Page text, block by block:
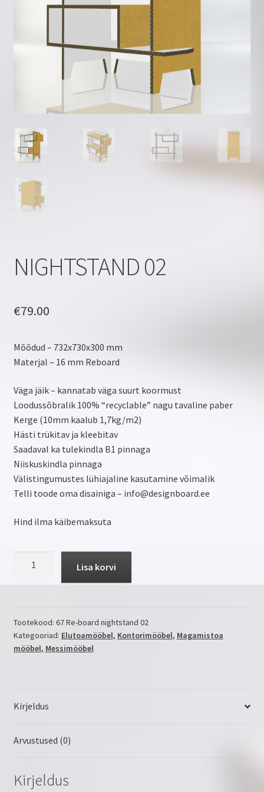
Kontakt
Kuidas tellida?
Materjalist
Minu konto
Privaatsus
NIGHTSTAND 02
€79.00
Mõõdud – 732x730x300 mm
Materjal – 16 mm Reboard
Väga jäik – kannatab väga suurt koormust
Loodussõbralik 100% “recyclable” nagu tavaline paber
Kerge (10mm kaalub 1,7kg/m2)
Hästi trükitav ja kleebitav
Saadaval ka tulekindla B1 pinnaga
Niiskuskindla pinnaga
Välistingumustes lühiajaline kasutamine võimalik
Telli toode oma disainiga – info@designboard.ee
Hind ilma käibemaksuta
Lisa korvi
Tootekood: 67 Re-board nightstand 02
Kategooriad: Elutoamööbel, Kontorimööbel, Magamistoa
mööbel, Messimööbel
Kirjeldus
Arvustused (0)
Kirjeldus